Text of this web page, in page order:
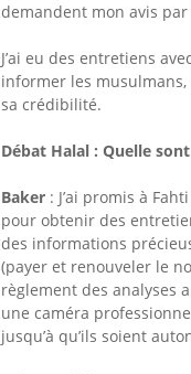
demandent mon avis
J’ai eu des entretiens
informer les
sa crédibilité.
Débat Halal : Quelle
Baker : J’ai promis à
pour obtenir des
des informations
(payer et renouveler le
règlement des analyses
une caméra
jusqu’à qu’ils soient